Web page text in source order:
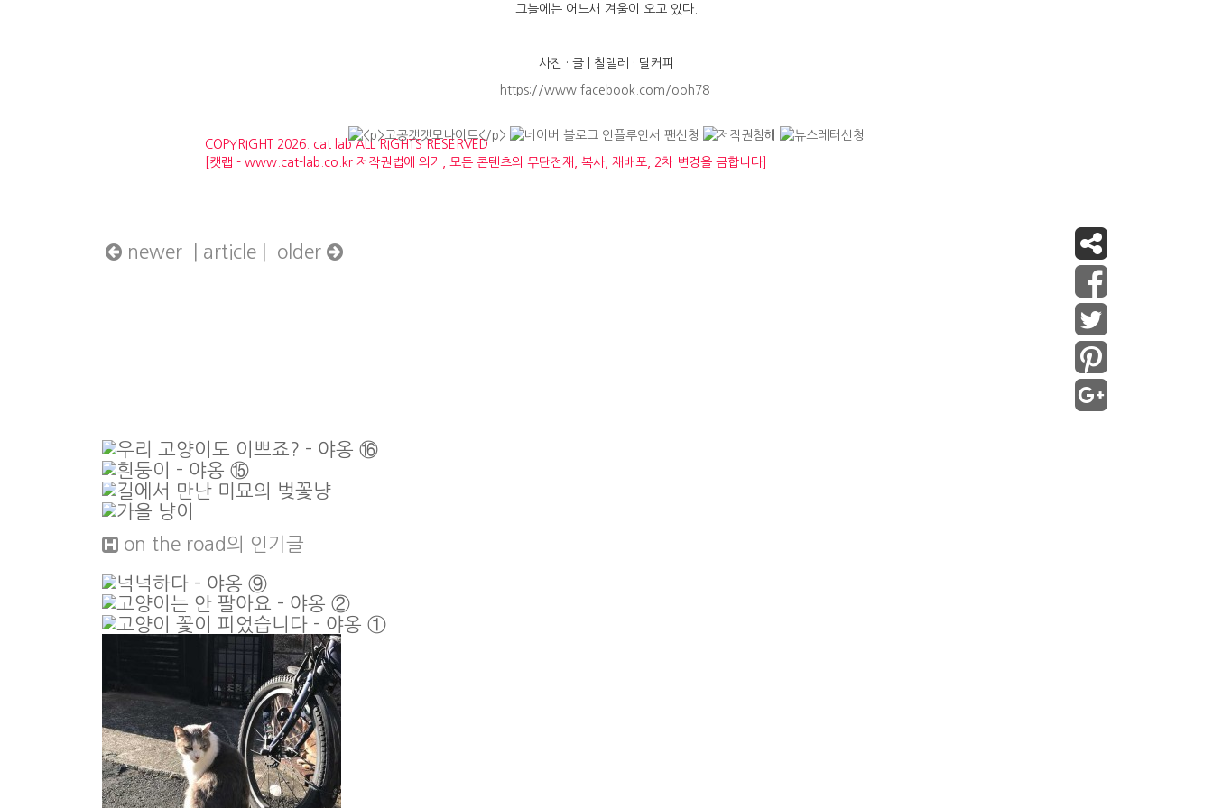
그늘에는 어느새 겨울이 오고 있다.
사진 · 글 | 칠렐레 · 달커피
https://www.facebook.com/ooh78
COPYRIGHT 2026. cat lab ALL RIGHTS RESERVED
[캣랩 - www.cat-lab.co.kr 저작권법에 의거, 모든 콘텐츠의 무단전재, 복사, 재배포, 2차 변경을 금합니다]
newer | article | older
on the road의 인기글